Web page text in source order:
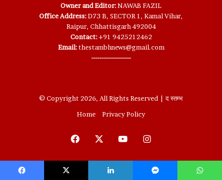
Owner and Editor:NAWAB FAZIL
Office Address:D73 B, SECTOR 1, Kamal Vihar,
Raipur, Chhattisgarh 492004
Contact:+91 9425212462
Email:thestambhnews@gmail.com
--------------------
© Copyright 2026, All Rights Reserved | द स्तम्भ
Home
Privacy Policy
Facebook YouTubeInstagram